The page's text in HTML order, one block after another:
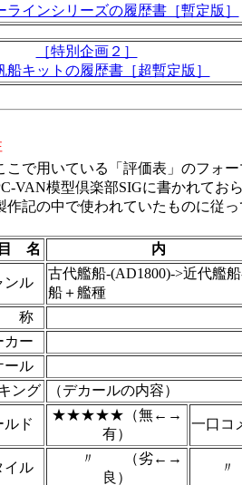
ラインシリーズの履歴書［暫定版］
［特別企画２］
船キットの履歴書［超暫定版］
こで用いている「評価表」のフォ
VAN模型倶楽部SIGに書かれてお
作記の中で使われていたものに従っ
名 内
ンル
古代艦船-(AD1800)->近代艦
船＋艦種
称
カー
ール
ング
（デカールの内容）
ルド
★★★★★（無←→
有）
一口コ
イル
〃 （劣←→
良）
〃